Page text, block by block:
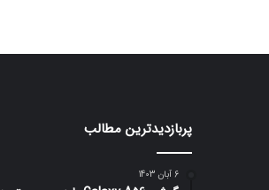
پربازدیدترین مطالب
6 آبان 1403
هواوی
SE